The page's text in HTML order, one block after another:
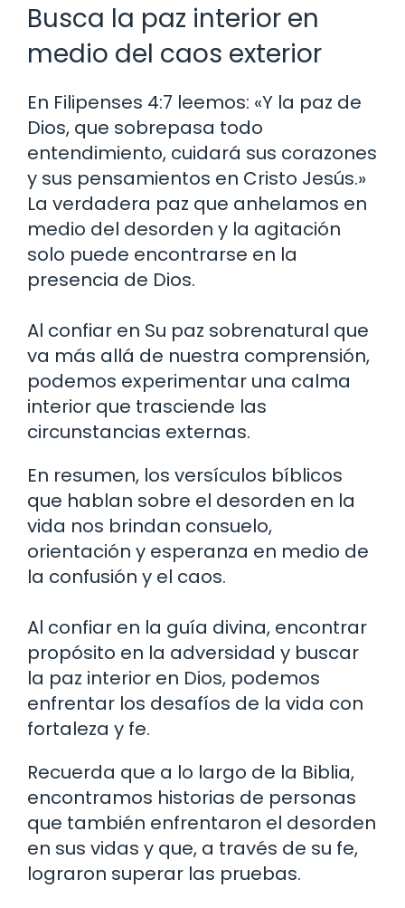
Busca la paz interior en
medio del caos exterior
En Filipenses 4:7 leemos: «Y la paz de
Dios, que sobrepasa todo
entendimiento, cuidará sus corazones
y sus pensamientos en Cristo Jesús.»
La verdadera paz que anhelamos en
medio del desorden y la agitación
solo puede encontrarse en la
presencia de Dios.
Al confiar en Su paz sobrenatural que
va más allá de nuestra comprensión,
podemos experimentar una calma
interior que trasciende las
circunstancias externas.
En resumen, los versículos bíblicos
que hablan sobre el desorden en la
vida nos brindan consuelo,
orientación y esperanza en medio de
la confusión y el caos.
Al confiar en la guía divina, encontrar
propósito en la adversidad y buscar
la paz interior en Dios, podemos
enfrentar los desafíos de la vida con
fortaleza y fe.
Recuerda que a lo largo de la Biblia,
encontramos historias de personas
que también enfrentaron el desorden
en sus vidas y que, a través de su fe,
lograron superar las pruebas.